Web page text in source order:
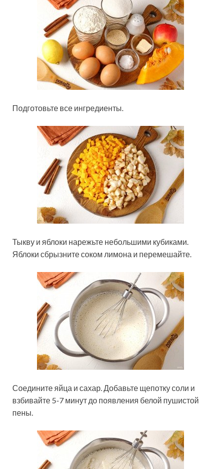
Подготовьте все ингредиенты.
Тыкву и яблоки нарежьте небольшими кубиками.
Яблоки сбрызните соком лимона и перемешайте.
Соедините яйца и сахар. Добавьте щепотку соли и
взбивайте 5-7 минут до появления белой пушистой
пены.